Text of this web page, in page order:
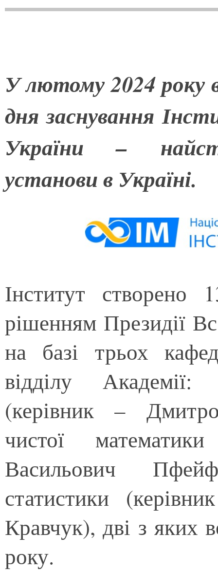
У лютому 2024 року
дня заснування
України –
установи в Україні.
Інститут
рішенням Президії
на базі трьох
відділу Академії:
(керівник –
чистої
Васильович
статистики
Кравчук), дві з яких
року.